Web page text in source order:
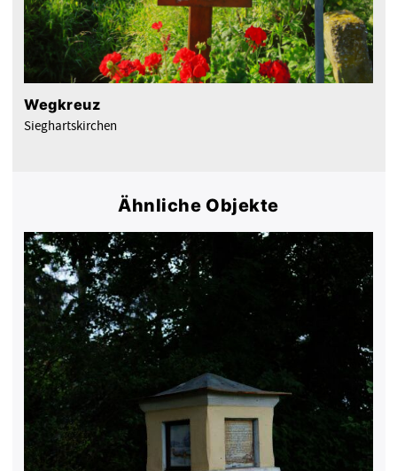
Wegkreuz
Sieghartskirchen
Ähnliche Objekte